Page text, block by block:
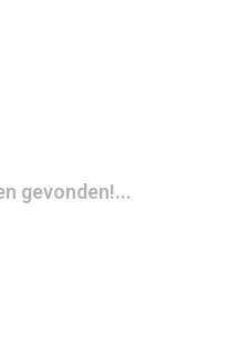
gevonden!...